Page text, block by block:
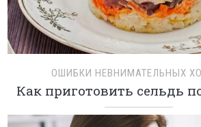
ОШИБКИ НЕВНИМАТЕЛЬНЫХ
Как приготовить сельдь